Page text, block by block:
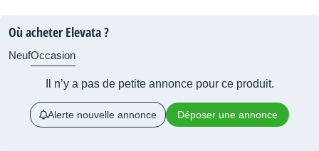
Où acheter Elevata ?
NeufOccasion
Il n’y a pas de petite annonce pour ce produit.
Alerte nouvelle annonce Déposer une annonce